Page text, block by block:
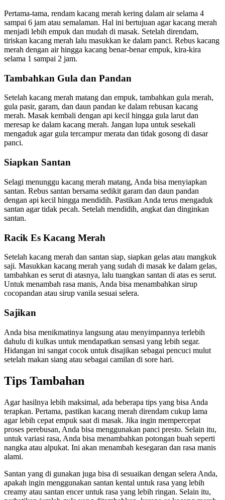
Pertama-tama, rendam kacang merah kering dalam air selama 4
sampai 6 jam atau semalaman. Hal ini bertujuan agar kacang merah
menjadi lebih empuk dan mudah di masak. Setelah direndam,
tiriskan kacang merah lalu masukkan ke dalam panci. Rebus kacang
merah dengan air hingga kacang benar-benar empuk, kira-kira
selama 1 sampai 2 jam.
Tambahkan Gula dan Pandan
Setelah kacang merah matang dan empuk, tambahkan gula merah,
gula pasir, garam, dan daun pandan ke dalam rebusan kacang
merah. Masak kembali dengan api kecil hingga gula larut dan
meresap ke dalam kacang merah. Jangan lupa untuk sesekali
mengaduk agar gula tercampur merata dan tidak gosong di dasar
panci.
Siapkan Santan
Selagi menunggu kacang merah matang, Anda bisa menyiapkan
santan. Rebus santan bersama sedikit garam dan daun pandan
dengan api kecil hingga mendidih. Pastikan Anda terus mengaduk
santan agar tidak pecah. Setelah mendidih, angkat dan dinginkan
santan.
Racik Es Kacang Merah
Setelah kacang merah dan santan siap, siapkan gelas atau mangkuk
saji. Masukkan kacang merah yang sudah di masak ke dalam gelas,
tambahkan es serut di atasnya, lalu tuangkan santan di atas es serut.
Untuk menambah rasa manis, Anda bisa menambahkan sirup
cocopandan atau sirup vanila sesuai selera.
Sajikan
Anda bisa menikmatinya langsung atau menyimpannya terlebih
dahulu di kulkas untuk mendapatkan sensasi yang lebih segar.
Hidangan ini sangat cocok untuk disajikan sebagai pencuci mulut
setelah makan siang atau sebagai camilan di sore hari.
Tips Tambahan
Agar hasilnya lebih maksimal, ada beberapa tips yang bisa Anda
terapkan. Pertama, pastikan kacang merah direndam cukup lama
agar lebih cepat empuk saat di masak. Jika ingin mempercepat
proses perebusan, Anda bisa menggunakan panci presto. Selain itu,
untuk variasi rasa, Anda bisa menambahkan potongan buah seperti
nangka atau alpukat. Ini akan menambah kesegaran dan rasa manis
alami.
Santan yang di gunakan juga bisa di sesuaikan dengan selera Anda,
apakah ingin menggunakan santan kental untuk rasa yang lebih
creamy atau santan encer untuk rasa yang lebih ringan. Selain itu,